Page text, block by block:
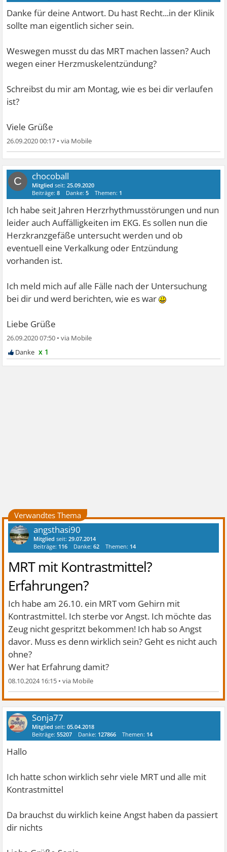
Danke für deine Antwort. Du hast Recht...in der Klinik
sollte man eigentlich sicher sein.
Weswegen musst du das MRT machen lassen? Auch
wegen einer Herzmuskelentzündung?
Schreibst du mir am Montag, wie es bei dir verlaufen
ist?
Viele Grüße
26.09.2020 00:17 •
C chocoball
Mitglied seit:25.09.2020
Beiträge:8 Danke:5 Themen: 1
Ich habe seit Jahren Herzrhythmusstörungen und nun
leider auch Auffälligkeiten im EKG. Es sollen nun die
Herzkranzgefäße untersucht werden und ob
eventuell eine Verkalkung oder Entzündung
vorhanden ist.
Ich meld mich auf alle Fälle nach der Untersuchung
bei dir und werd berichten, wie es war
Liebe Grüße
26.09.2020 07:50 •
x 1
Verwandtes Thema
angsthasi90
Mitglied seit:29.07.2014
Beiträge: 116 Danke:62 Themen: 14
MRT mit Kontrastmittel?
Erfahrungen?
Ich habe am 26.10. ein MRT vom Gehirn mit
Kontrastmittel. Ich sterbe vor Angst. Ich möchte das
Zeug nicht gespritzt bekommen! Ich hab so Angst
davor. Muss es denn wirklich sein? Geht es nicht auch
ohne?
Wer hat Erfahrung damit?
08.10.2024 16:15 •
Sonja77
Mitglied seit:05.04.2018
Beiträge:55207 Danke: 127866 Themen: 14
Hallo
Ich hatte schon wirklich sehr viele MRT und alle mit
Kontrastmittel
Da brauchst du wirklich keine Angst haben da passiert
dir nichts